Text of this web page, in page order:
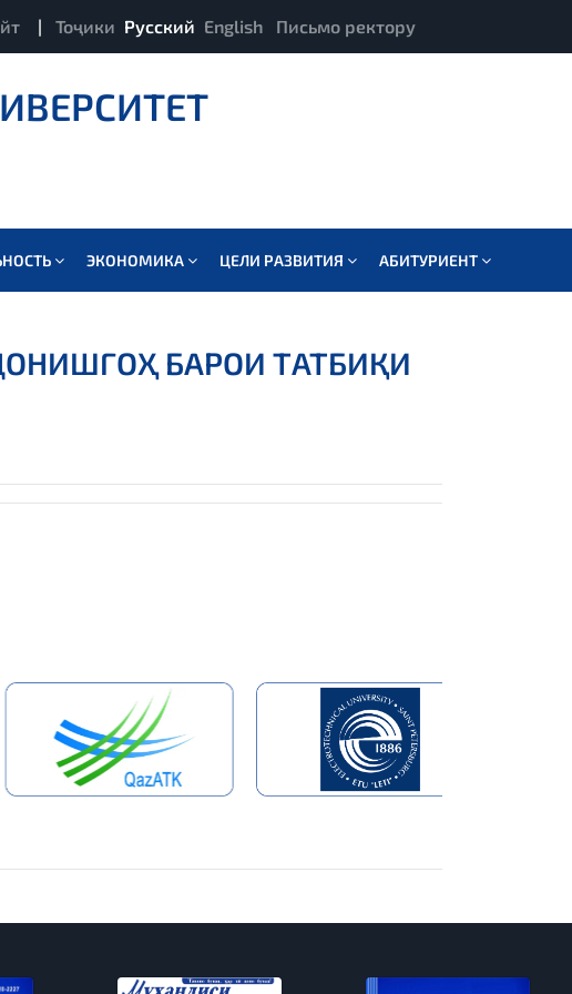
| Тоҷики Русский English Письмо ректору
ЭКОНОМИКА ЦЕЛИ РАЗВИТИЯ АБИТУРИЕНТ
БАРОИ ТАТБИҚИ